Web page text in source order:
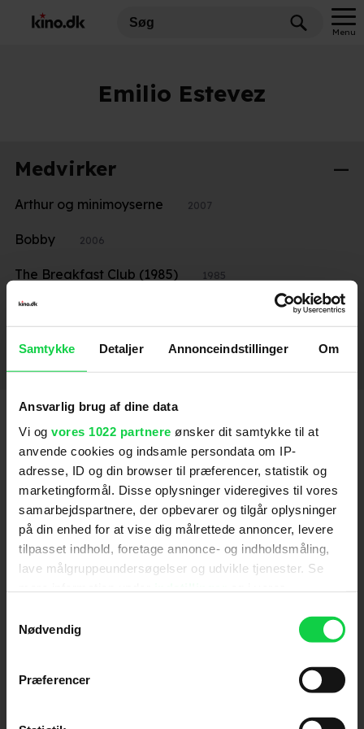
Samtykke Detaljer Annonceindstillinger Om
Ansvarlig brug af dine data
Vi og vores 1022 partnere ønsker dit samtykke til at
anvende cookies og indsamle persondata om IP-
adresse, ID og din browser til præferencer, statistik og
marketingformål. Disse oplysninger videregives til vores
samarbejdspartnere, der opbevarer og tilgår oplysninger
på din enhed for at vise dig målrettede annoncer, levere
tilpasset indhold, foretage annonce- og indholdsmåling,
lave målgruppeundersøgelser og udvikle tjenester. Se
tilbage eller ændre indstillinger fra vores
"Cookiedeklaration", eller ved at trykke på "Privacy
Nødvendig
Præferencer
Menu
Emilio Estevez
Medvirker
Arthur og minimoyserne 2007
Bobby 2006
The Breakfast Club (1985) 1985
The Outsiders (1983)
Instruktion
Bobby 2006
Hold dig opdateret
Send
Kino.dks